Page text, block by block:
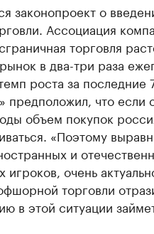
законопроект о
Ассоциация
торговля
в два-три раза
роста за последние
предположил, что если
объем покупок
«Поэтому
и
игроков, очень
торговли
в этой ситуации